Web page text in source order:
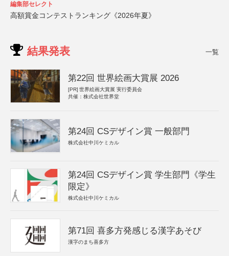
編集部セレクト
高額賞金コンテストランキング《2026年夏》
結果発表 一覧
第22回 世界絵画大賞展 2026
[PR] 世界絵画大賞展 実行委員会
共催：株式会社世界堂
第24回 CSデザイン賞 一般部門
株式会社中川ケミカル
第24回 CSデザイン賞 学生部門《学生
限定》
株式会社中川ケミカル
第71回 喜多方発感じる漢字あそび
漢字のまち喜多方